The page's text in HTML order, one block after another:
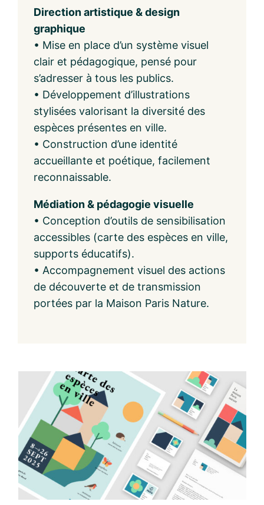
Direction artistique & design
graphique
• Mise en place d’un système visuel
clair et pédagogique, pensé pour
s’adresser à tous les publics.
• Développement d’illustrations
stylisées valorisant la diversité des
espèces présentes en ville.
• Construction d’une identité
accueillante et poétique, facilement
reconnaissable.
Médiation & pédagogie visuelle
• Conception d’outils de sensibilisation
accessibles (carte des espèces en ville,
supports éducatifs).
• Accompagnement visuel des actions
de découverte et de transmission
portées par la Maison Paris Nature.